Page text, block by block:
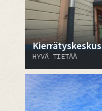
Kierrätyskeskus
HYVÄ TIETÄÄ